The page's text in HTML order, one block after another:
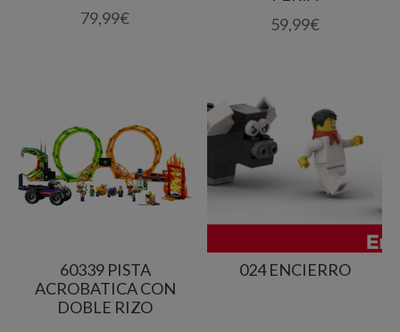
79,99€
59,99€
60339 PISTA
ACROBATICA CON
DOBLE RIZO
024 ENCIERRO